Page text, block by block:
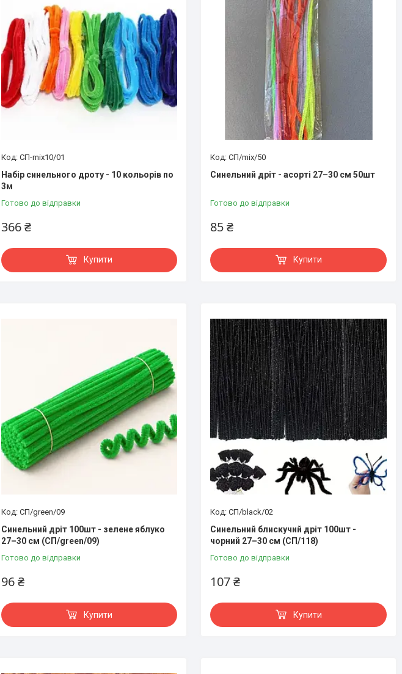
СП-mix10/01
Набір синельного дроту - 10 кольорів по
3м
Готово до відправки
366 ₴
Купити
СП/mix/50
Синельний дріт - асорті 27–30 см 50шт
Готово до відправки
85 ₴
Купити
СП/green/09
Синельний дріт 100шт - зелене яблуко
27–30 см (СП/green/09)
Готово до відправки
96 ₴
Купити
СП/black/02
Синельний блискучий дріт 100шт -
чорний 27–30 см (СП/118)
Готово до відправки
107 ₴
Купити